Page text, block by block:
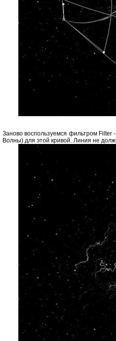
Заново воспользуемся фильтром Filter
Волны) для этой кривой. Линия не